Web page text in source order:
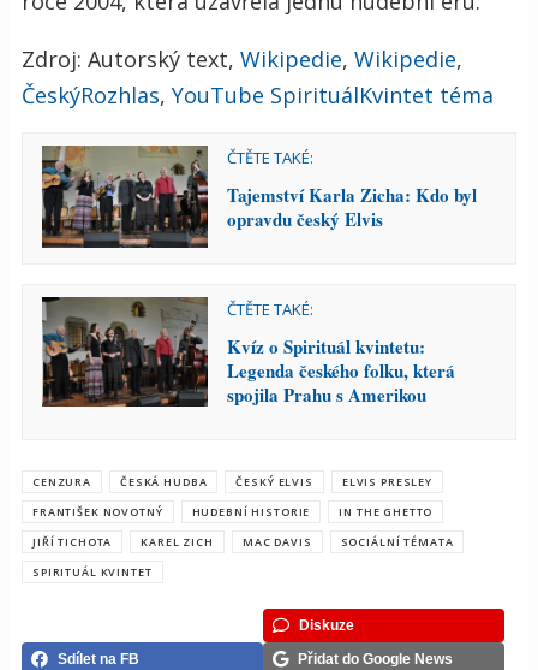
Zdroj: Autorský text, Wikipedie, Wikipedie,
ČeskýRozhlas, YouTube SpirituálKvintet téma
ČTĚTE TAKÉ:
Tajemství Karla Zicha: Kdo byl
opravdu český Elvis
ČTĚTE TAKÉ:
Kvíz o Spirituál kvintetu:
Legenda českého folku, která
spojila Prahu s Amerikou
CENZURA ČESKÁ HUDBA ČESKÝ ELVIS
ELVIS PRESLEY
FRANTIŠEK NOVOTNÝ
HUDEBNÍ HISTORIE
IN THE GHETTO
JIŘÍ TICHOTA
KAREL ZICH MAC DAVIS
SOCIÁLNÍ TÉMATA
SPIRITUÁL KVINTET
Diskuze
Sdílet na FB
Přidat do Google News